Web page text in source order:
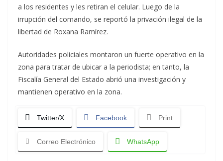
a los residentes y les retiran el celular. Luego de la
irrupción del comando, se reportó la privación ilegal de la
libertad de Roxana Ramírez.
Autoridades policiales montaron un fuerte operativo en la
zona para tratar de ubicar a la periodista; en tanto, la
Fiscalía General del Estado abrió una investigación y
mantienen operativo en la zona.
Twitter/X Facebook Print
Correo Electrónico WhatsApp